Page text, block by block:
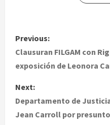
P
o
t
n
Previous:
Clausuran FILGAM con
exposición de Leonora
Next:
Departamento de
Jean Carroll por